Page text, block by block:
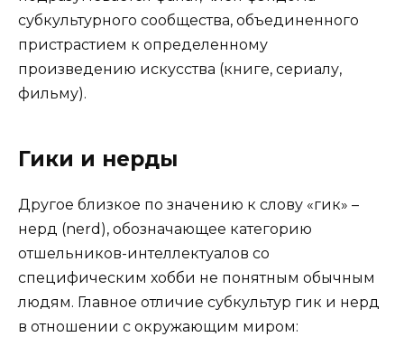
субкультурного сообщества, объединенного
пристрастием к определенному
произведению искусства (книге, сериалу,
фильму).
Гики и нерды
Другое близкое по значению к слову «гик» –
нерд (nerd), обозначающее категорию
отшельников-интеллектуалов со
специфическим хобби не понятным обычным
людям. Главное отличие субкультур гик и нерд
в отношении с окружающим миром: